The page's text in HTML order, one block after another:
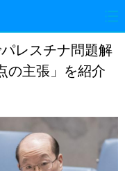
経済
レスチナ問題解
の主張」を紹介